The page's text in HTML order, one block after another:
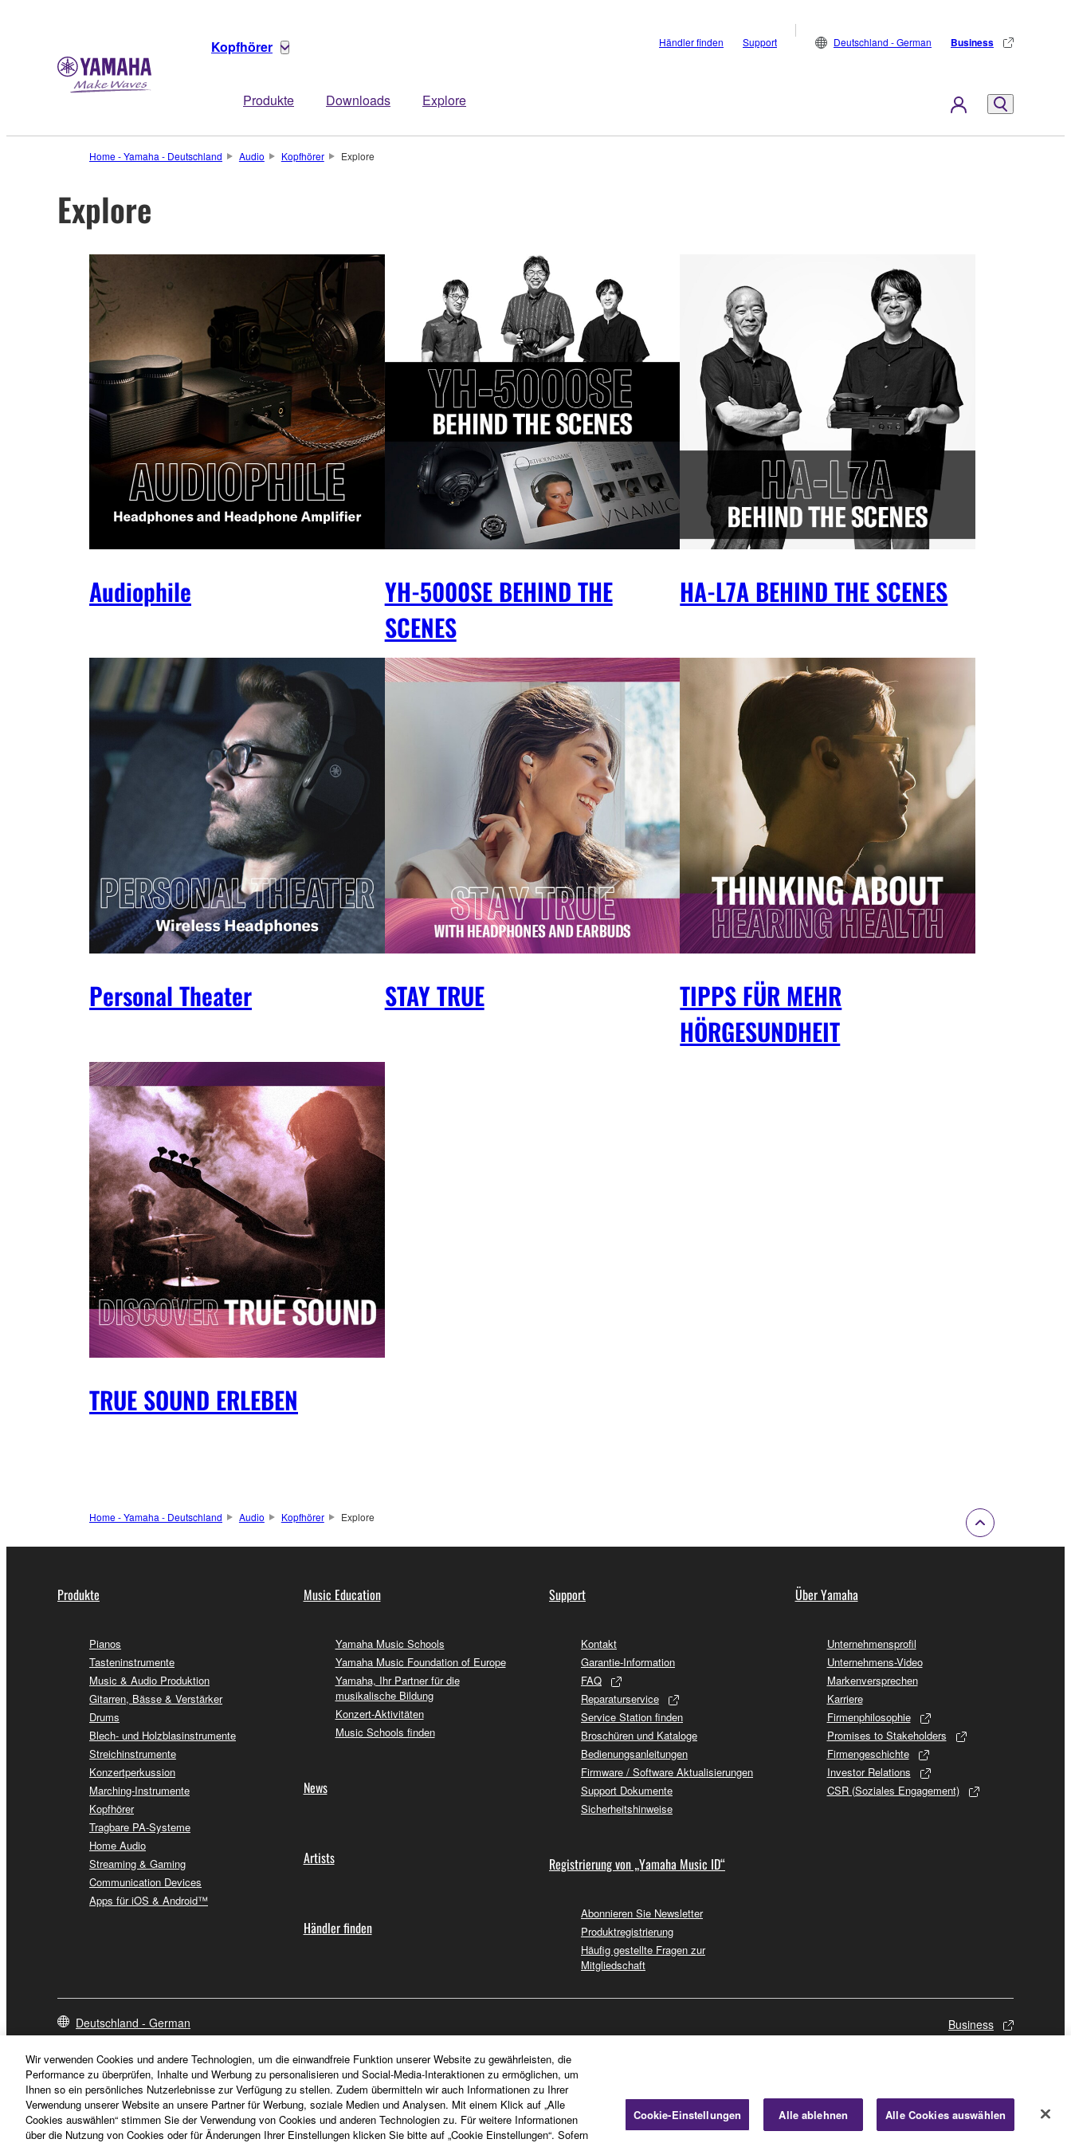
Kopfhörer
Produkte Downloads Explore
Händler finden Support Deutschland - German Business
Home - Yamaha - Deutschland Audio Kopfhörer Explore
Explore
Audiophile
YH-5000SE BEHIND THE
SCENES
HA-L7A BEHIND THE SCENES
Personal Theater STAY TRUE
TIPPS FÜR MEHR
HÖRGESUNDHEIT
TRUE SOUND ERLEBEN
Home - Yamaha - Deutschland Audio Kopfhörer Explore
Produkte
Pianos
Tasteninstrumente
Music & Audio Produktion
Gitarren, Bässe & Verstärker
Drums
Blech- und Holzblasinstrumente
Streichinstrumente
Konzertperkussion
Marching-Instrumente
Kopfhörer
Tragbare PA-Systeme
Home Audio
Streaming & Gaming
Communication Devices
Apps für iOS & Android™
Music Education
Yamaha Music Schools
Yamaha Music Foundation of Europe
Yamaha, Ihr Partner für die
musikalische Bildung
Konzert-Aktivitäten
Music Schools finden
News
Artists
Händler finden
Support
Kontakt
Garantie-Information
FAQ
Reparaturservice
Service Station finden
Broschüren und Kataloge
Bedienungsanleitungen
Firmware / Software Aktualisierungen
Support Dokumente
Sicherheitshinweise
Registrierung von „Yamaha Music ID“
Abonnieren Sie Newsletter
Produktregistrierung
Häufig gestellte Fragen zur
Mitgliedschaft
Über Yamaha
Unternehmensprofil
Unternehmens-Video
Markenversprechen
Karriere
Firmenphilosophie
Promises to Stakeholders
Firmengeschichte
Investor Relations
CSR (Soziales Engagement)
Deutschland - German Business
Wir verwenden Cookies und andere Technologien, um die einwandfreie Funktion unserer Website zu gewährleisten, die
Performance zu überprüfen, Inhalte und Werbung zu personalisieren und Social-Media-Interaktionen zu ermöglichen, um
Ihnen so ein persönliches Nutzerlebnisse zur Verfügung zu stellen. Zudem übermitteln wir auch Informationen zu Ihrer
Verwendung unserer Website an unsere Partner für Werbung, soziale Medien und Analysen. Mit einem Klick auf „Alle
Cookies auswählen“ stimmen Sie der Verwendung von Cookies und anderen Technologien zu. Für weitere Informationen
über die Nutzung von Cookies oder für Änderungen Ihrer Einstellungen klicken Sie bitte auf „Cookie Einstellungen“. Sofern
Cookie-Einstellungen Alle ablehnen Alle Cookies auswählen